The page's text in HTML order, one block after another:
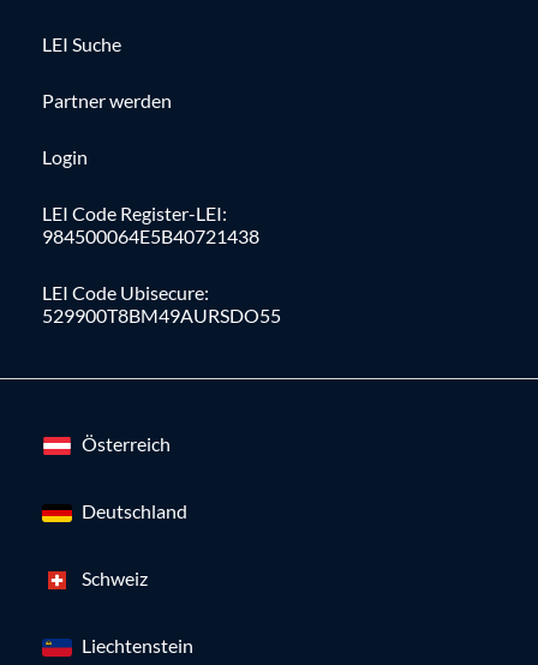
LEI Suche
Partner werden
Login
LEI Code Register-LEI:
984500064E5B40721438
LEI Code Ubisecure:
529900T8BM49AURSDO55
Österreich
Deutschland
Schweiz
Liechtenstein